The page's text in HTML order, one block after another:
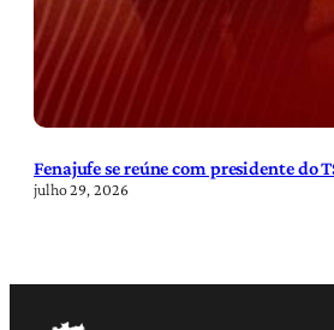
Fenajufe se reúne com presidente do
julho 29, 2026